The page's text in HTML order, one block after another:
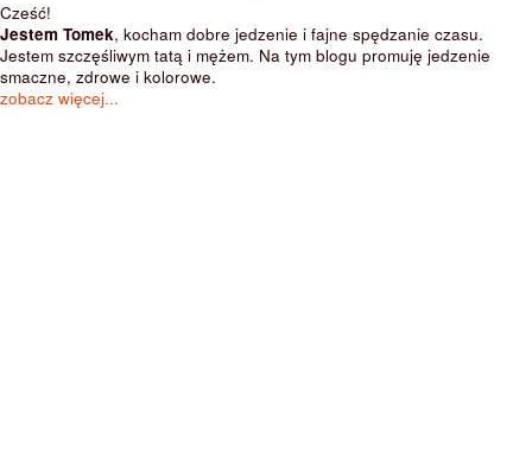
Cześć!
Jestem Tomek, kocham dobre jedzenie i fajne spędzanie czasu.
Jestem szczęśliwym tatą i mężem. Na tym blogu promuję jedzenie
smaczne, zdrowe i kolorowe.
zobacz więcej...